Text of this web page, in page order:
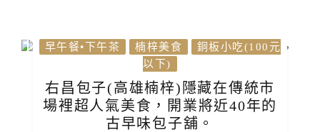
早午餐•下午茶 楠梓美食
銅板小吃(100元
以下)
右昌包子(高雄楠梓)隱藏在傳統市
場裡超人氣美食，開業將近40年的
古早味包子舖。